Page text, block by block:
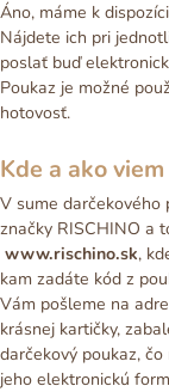
Áno, máme k
Nájdete ich pri
poslať buď
Poukaz je možné
hotovosť.
Kde a ako
V sume darčekového
značky RISCHINO a
www.rischino.sk,
kam zadáte kód z
Vám pošleme na
krásnej kartičky,
darčekový poukaz,
jeho elektronickú